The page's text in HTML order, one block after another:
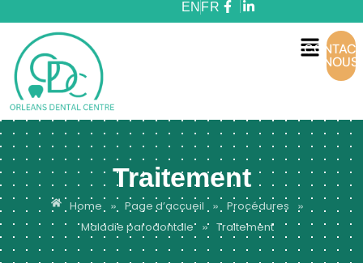
EN FR
NOUS
Traitement
Home » Page d’accueil » Procédures »
Maladie parodontale » Traitement